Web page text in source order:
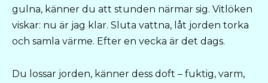
gulna, känner du att stunden närmar sig. Vitlöken
viskar: nu är jag klar. Sluta vattna, låt jorden torka
och samla värme. Efter en vecka är det dags.
Du lossar jorden, känner dess doft – fuktig, varm,